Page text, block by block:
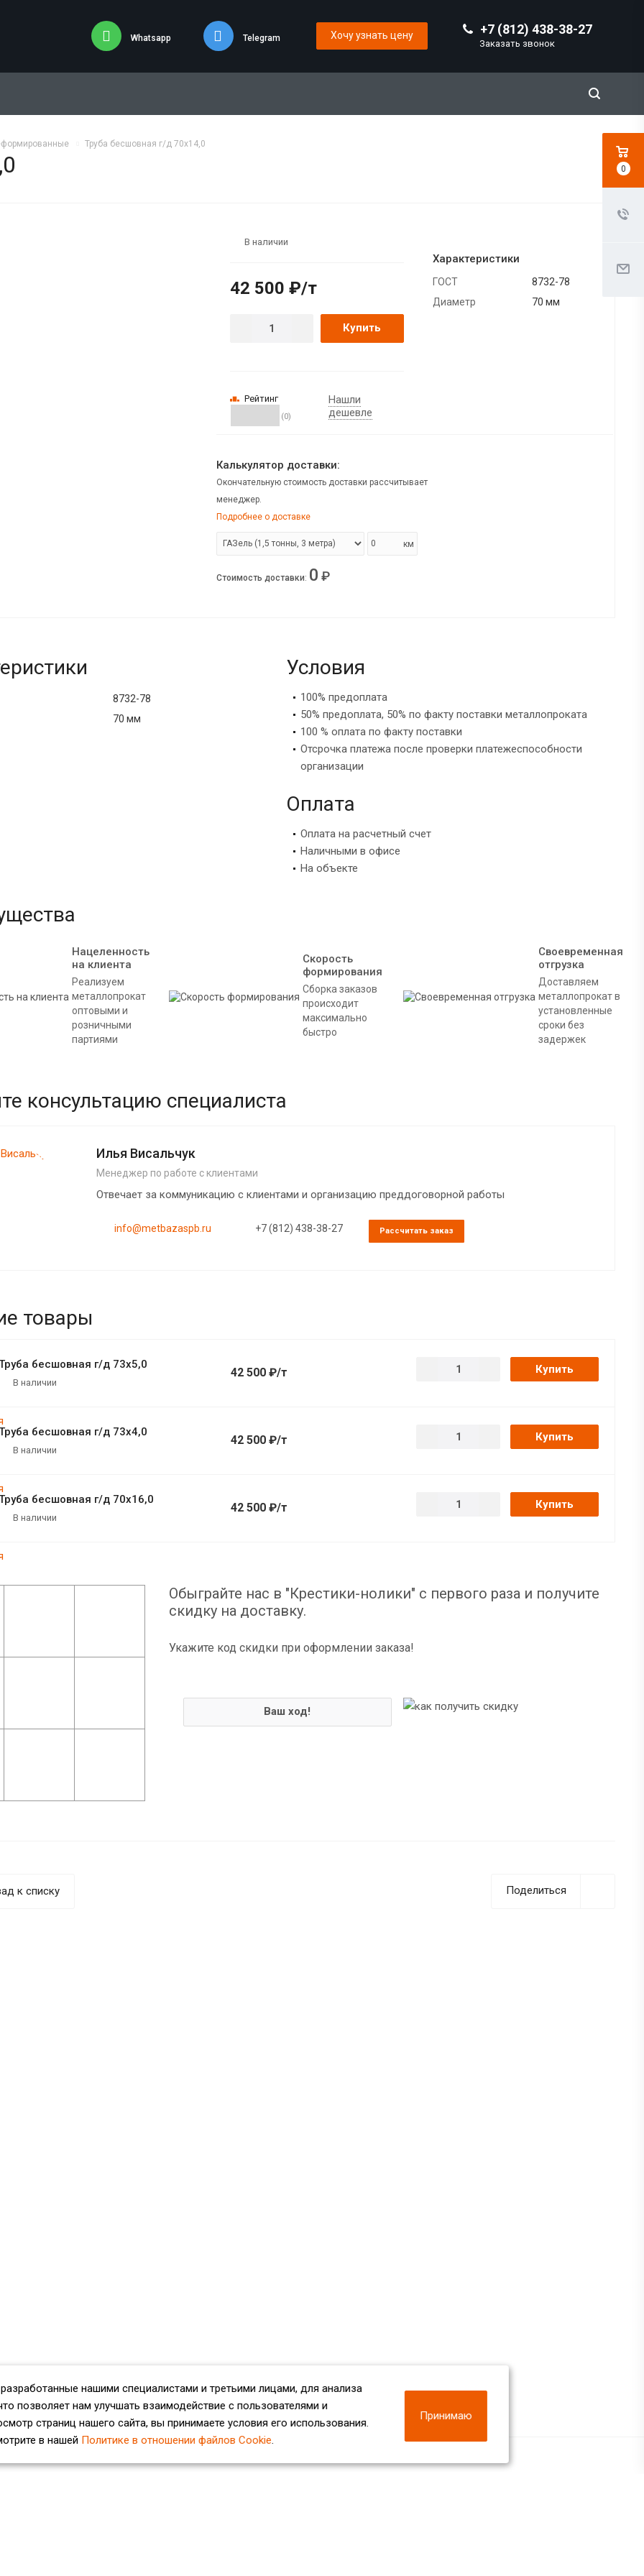
+7 (812) 438-38-27
Заказать звонок
Whatsapp Telegram Хочу узнать цену
Труба бесшовная г/д 70х14,0
В наличии
42 500 ₽/т
Купить
Рейтинг
(0)
Нашли
дешевле
Характеристики
ГОСТ
8732-78
Диаметр
70 мм
Калькулятор доставки:
Окончательную стоимость доставки рассчитывает
менеджер.
Подробнее о доставке
км
Стоимость доставки: 0 ₽
8732-78
70 мм
Условия
100% предоплата
50% предоплата, 50% по факту поставки металлопроката
100 % оплата по факту поставки
Отсрочка платежа после проверки платежеспособности
организации
Оплата
Оплата на расчетный счет
Наличными в офисе
На объекте
Нацеленность
на клиента
Реализуем
металлопрокат
оптовыми и
розничными
партиями
Скорость
формирования
Сборка заказов
происходит
максимально
быстро
Своевременная
отгрузка
Доставляем
металлопрокат в
установленные
сроки без
задержек
консультацию специалиста
Илья Висальчук
Менеджер по работе с клиентами
Отвечает за коммуникацию с клиентами и организацию преддоговорной работы
info@metbazaspb.ru +7 (812) 438-38-27 Рассчитать заказ
товары
бесшовная г/д 73х5,0
В наличии
42 500 ₽/т Купить
бесшовная г/д 73х4,0
В наличии
42 500 ₽/т Купить
бесшовная г/д 70х16,0
В наличии
42 500 ₽/т Купить
Обыграйте нас в "Крестики-нолики" с первого раза и получите
скидку на доставку.
Укажите код скидки при оформлении заказа!
Ваш ход!
Поделиться
к списку
нашими специалистами и третьими лицами, для анализа
позволяет нам улучшать взаимодействие с пользователями и
страниц нашего сайта, вы принимаете условия его использования.
в нашей Политике в отношении файлов Cookie.
Принимаю
0